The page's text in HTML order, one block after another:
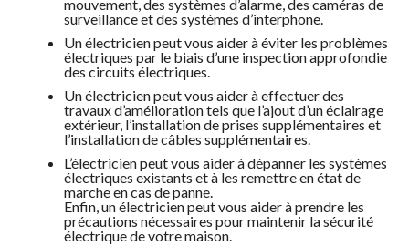
mouvement, des systèmes d’alarme, des caméras de
surveillance et des systèmes d’interphone.
Un électricien peut vous aider à éviter les problèmes
électriques par le biais d’une inspection approfondie
des circuits électriques.
Un électricien peut vous aider à effectuer des
travaux d’amélioration tels que l’ajout d’un éclairage
extérieur, l’installation de prises supplémentaires et
l’installation de câbles supplémentaires.
L’électricien peut vous aider à dépanner les systèmes
électriques existants et à les remettre en état de
marche en cas de panne.
Enfin, un électricien peut vous aider à prendre les
précautions nécessaires pour maintenir la sécurité
électrique de votre maison.